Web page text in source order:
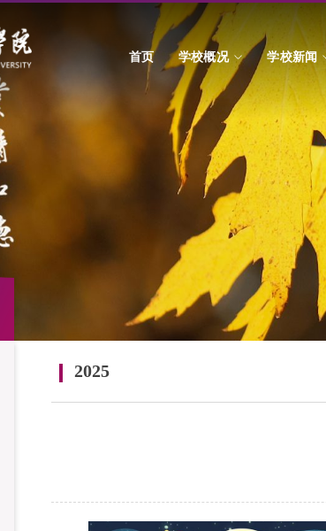
首页 学校概况 学校新闻
2025